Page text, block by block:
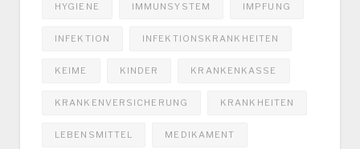
HYGIENE IMMUNSYSTEM IMPFUNG
INFEKTION INFEKTIONSKRANKHEITEN
KEIME KINDER KRANKENKASSE
KRANKENVERSICHERUNG KRANKHEITEN
LEBENSMITTEL MEDIKAMENT